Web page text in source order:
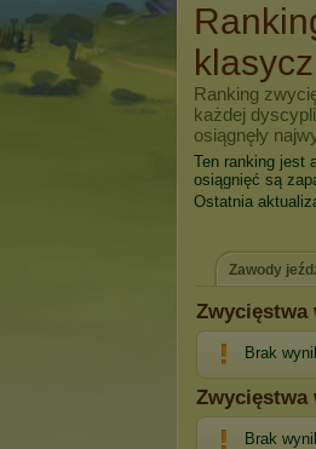
Ranking
każdej
osiągnęły
Ten ranking jest
osiągnięć są
Ostatnia
Zawody
Zwycięstwa
Brak
Zwycięstwa
Brak